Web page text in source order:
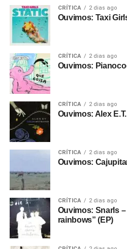
CRÍTICA 2 dias ago
Ouvimos: Taxi
CRÍTICA 2 dias ago
Ouvimos:
CRÍTICA 2 dias ago
Ouvimos: Alex
CRÍTICA 2 dias ago
Ouvimos:
CRÍTICA 2 dias ago
Ouvimos: Snarls –
rainbows” (EP)